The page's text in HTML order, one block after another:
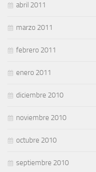
abril 2011
marzo 2011
febrero 2011
enero 2011
diciembre 2010
noviembre 2010
octubre 2010
septiembre 2010